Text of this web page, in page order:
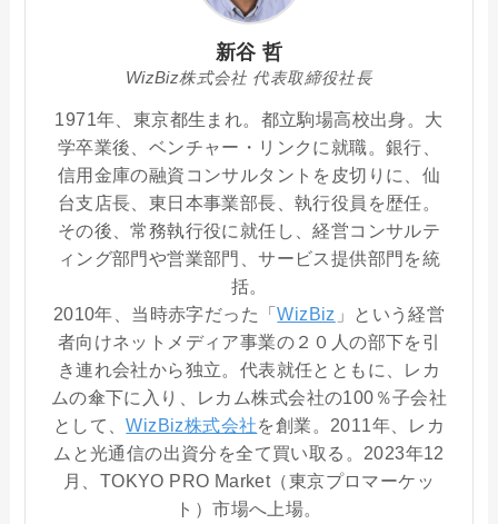
新谷 哲
WizBiz株式会社 代表取締役社長
1971年、東京都生まれ。都立駒場高校出身。大
学卒業後、ベンチャー・リンクに就職。銀行、
信用金庫の融資コンサルタントを皮切りに、仙
台支店長、東日本事業部長、執行役員を歴任。
その後、常務執行役に就任し、経営コンサルテ
ィング部門や営業部門、サービス提供部門を統
括。
2010年、当時赤字だった「WizBiz 」という経営
者向けネットメディア事業の２０人の部下を引
き連れ会社から独立。代表就任とともに、レカ
ムの傘下に入り、レカム株式会社の100％子会社
として、WizBiz株式会社を創業。2011年、レカ
ムと光通信の出資分を全て買い取る。2023年12
月、TOKYO PRO Market（東京プロマーケッ
ト）市場へ上場。